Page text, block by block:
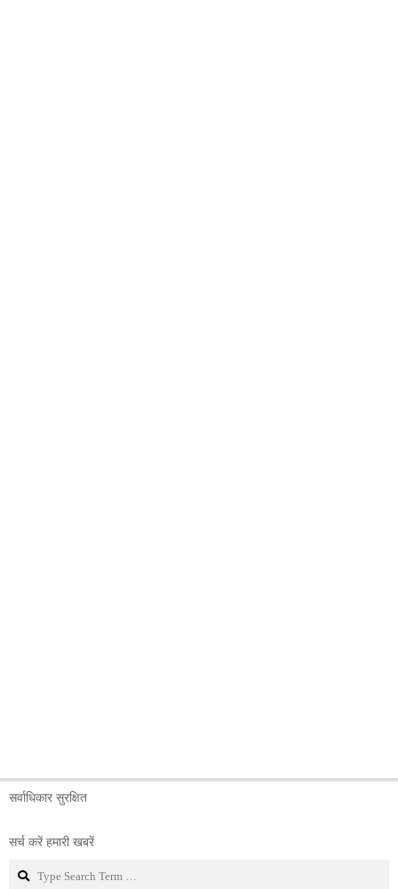
सर्वाधिकार सुरक्षित
सर्च करें हमारी खबरें